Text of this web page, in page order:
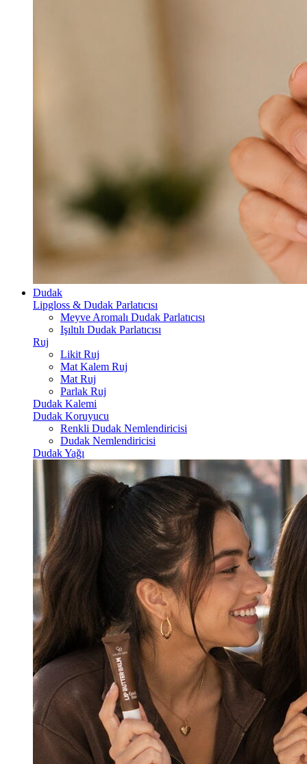
Dudak
Lipgloss & Dudak Parlatıcısı
Meyve Aromalı Dudak Parlatıcısı
Işıltılı Dudak Parlatıcısı
Ruj
Likit Ruj
Mat Kalem Ruj
Mat Ruj
Parlak Ruj
Dudak Kalemi
Dudak Koruyucu
Renkli Dudak Nemlendiricisi
Dudak Nemlendiricisi
Dudak Yağı